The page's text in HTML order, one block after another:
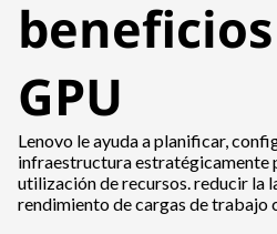
GPU
Lenovo le ayuda a planificar,
infraestructura estratégicamente
utilización de recursos. reducir la
rendimiento de cargas de trabajo